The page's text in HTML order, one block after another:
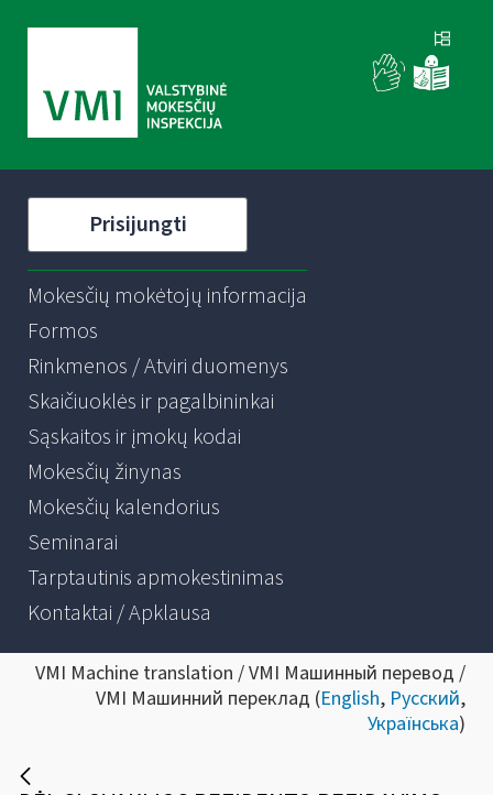
Prisijungti
Mokesčių mokėtojų informacija
Formos
Rinkmenos / Atviri duomenys
Skaičiuoklės ir pagalbininkai
Sąskaitos ir įmokų kodai
Mokesčių žinynas
Mokesčių kalendorius
Seminarai
Tarptautinis apmokestinimas
Kontaktai / Apklausa
VMI Machine translation / VMI Машинный перевод /
VMI Машинний переклад (English, Русский,
Українська)